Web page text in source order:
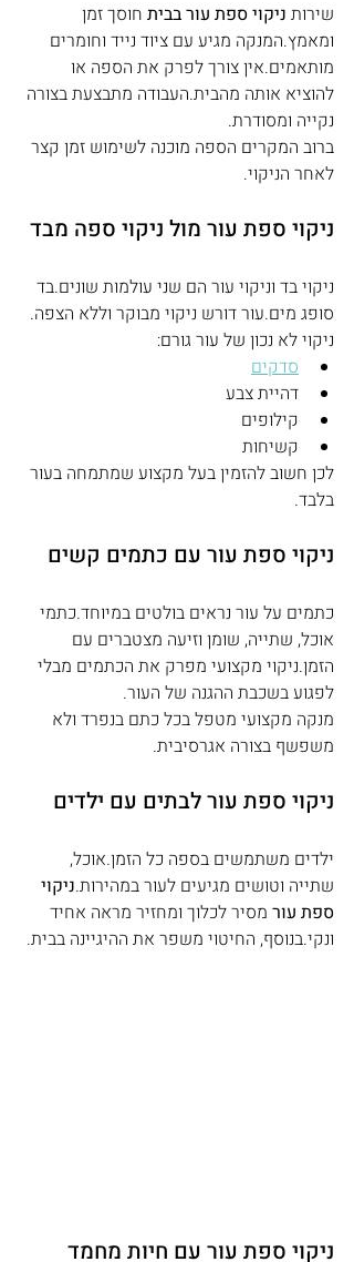
שירות ניקוי ספת עור בבית חוסך זמן
ומאמץ.המנקה מגיע עם ציוד נייד וחומרים
מותאמים.אין צורך לפרק את הספה או
להוציא אותה מהבית.העבודה מתבצעת בצורה
נקייה ומסודרת.
ברוב המקרים הספה מוכנה לשימוש זמן קצר
לאחר הניקוי.
ניקוי ספת עור מול ניקוי ספה מבד
ניקוי בד וניקוי עור הם שני עולמות שונים.בד
סופג מים.עור דורש ניקוי מבוקר וללא הצפה.
ניקוי לא נכון של עור גורם:
סדקים
דהיית צבע
קילופים
קשיחות
לכן חשוב להזמין בעל מקצוע שמתמחה בעור
בלבד.
ניקוי ספת עור עם כתמים קשים
כתמים על עור נראים בולטים במיוחד.כתמי
אוכל, שתייה, שומן וזיעה מצטברים עם
הזמן.ניקוי מקצועי מפרק את הכתמים מבלי
לפגוע בשכבת ההגנה של העור.
מנקה מקצועי מטפל בכל כתם בנפרד ולא
משפשף בצורה אגרסיבית.
ניקוי ספת עור לבתים עם ילדים
ילדים משתמשים בספה כל הזמן.אוכל,
שתייה וטושים מגיעים לעור במהירות.ניקוי
ספת עור מסיר לכלוך ומחזיר מראה אחיד
ונקי.בנוסף, החיטוי משפר את ההיגיינה בבית.
ניקוי ספת עור עם חיות מחמד